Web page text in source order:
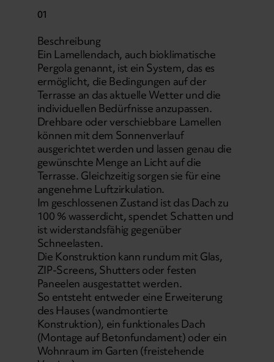
01
Beschreibung
Ein Lamellendach, auch bioklimatische
Pergola genannt, ist ein System, das es
ermöglicht, die Bedingungen auf der
Terrasse an das aktuelle Wetter und die
individuellen Bedürfnisse anzupassen.
Drehbare oder verschiebbare Lamellen
können mit dem Sonnenverlauf
ausgerichtet werden und lassen genau die
gewünschte Menge an Licht auf die
Terrasse. Gleichzeitig sorgen sie für eine
angenehme Luftzirkulation.
Im geschlossenen Zustand ist das Dach zu
100 % wasserdicht, spendet Schatten und
ist widerstandsfähig gegenüber
Schneelasten.
Die Konstruktion kann rundum mit Glas,
ZIP-Screens, Shutters oder festen
Paneelen ausgestattet werden.
So entsteht entweder eine Erweiterung
des Hauses (wandmontierte
Konstruktion), ein funktionales Dach
(Montage auf Betonfundament) oder ein
Wohnraum im Garten (freistehende